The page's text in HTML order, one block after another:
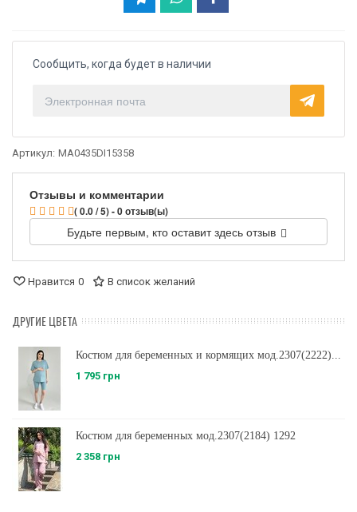
Сообщить, когда будет в наличии
Артикул: MA0435DI15358
Отзывы и комментарии
( 0.0 / 5) - 0 отзыв(ы)
Будьте первым, кто оставит здесь отзыв
Нравится 0 В список желаний
ДРУГИЕ ЦВЕТА
Костюм для беременных и кормящих мод.2307(2222)...
1 795 грн
Костюм для беременных мод.2307(2184) 1292
2 358 грн